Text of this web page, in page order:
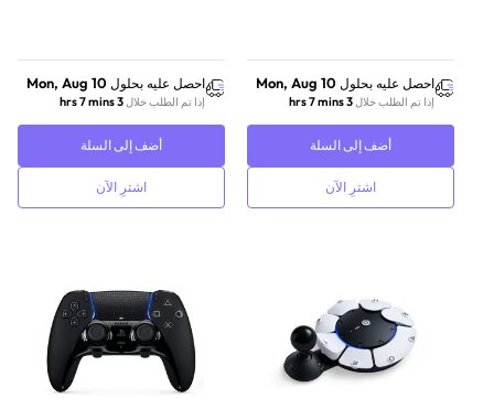
احصل عليه بحلول Mon, Aug 10
إذا تم الطلب خلال 3 hrs 7 mins
أضف إلى السلة
اشترِ الآن
احصل عليه بحلول Mon, Aug 10
إذا تم الطلب خلال 3 hrs 7 mins
أضف إلى السلة
اشترِ الآن